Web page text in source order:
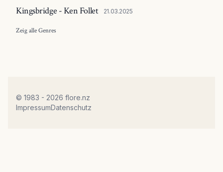
Kingsbridge - Ken Follet 21.03.2025
Zeig alleGenres
© 1983 - 2026 flore.nz
ImpressumDatenschutz